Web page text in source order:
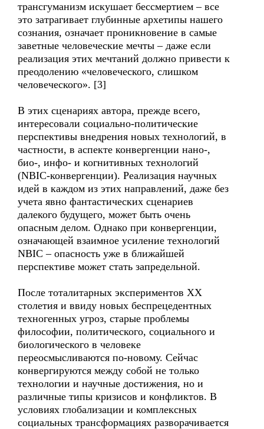
трансгуманизм искушает бессмертием – все
это затрагивает глубинные архетипы нашего
сознания, означает проникновение в самые
заветные человеческие мечты – даже если
реализация этих мечтаний должно привести к
преодолению «человеческого, слишком
человеческого». [3]
В этих сценариях автора, прежде всего,
интересовали социально-политические
перспективы внедрения новых технологий, в
частности, в аспекте конвергенции нано-,
био-, инфо- и когнитивных технологий
(NBIC-конвергенции). Реализация научных
идей в каждом из этих направлений, даже без
учета явно фантастических сценариев
далекого будущего, может быть очень
опасным делом. Однако при конвергенции,
означающей взаимное усиление технологий
NBIC – опасность уже в ближайшей
перспективе может стать запредельной.
После тоталитарных экспериментов ХХ
столетия и ввиду новых беспрецедентных
техногенных угроз, старые проблемы
философии, политического, социального и
биологического в человеке
переосмысливаются по-новому. Сейчас
конвергируются между собой не только
технологии и научные достижения, но и
различные типы кризисов и конфликтов. В
условиях глобализации и комплексных
социальных трансформациях разворачивается